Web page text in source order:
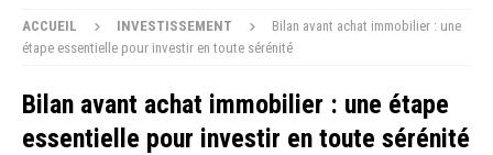
ACCUEIL INVESTISSEMENT
Bilan avant achat immobilier : une
étape essentielle pour investir en toute sérénité
Bilan avant achat immobilier : une étape
essentielle pour investir en toute sérénité